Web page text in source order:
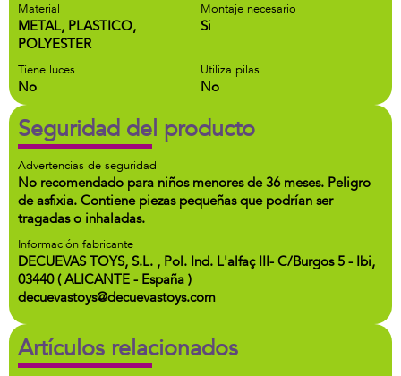
Material
METAL, PLASTICO,
POLYESTER
Montaje necesario
Si
Tiene luces
No
Utiliza pilas
No
Seguridad del producto
Advertencias de seguridad
No recomendado para niños menores de 36 meses. Peligro
de asfixia. Contiene piezas pequeñas que podrían ser
tragadas o inhaladas.
Información fabricante
DECUEVAS TOYS, S.L. , Pol. Ind. L'alfaç III- C/Burgos 5 - Ibi,
03440 ( ALICANTE - España )
decuevastoys@decuevastoys.com
Artículos relacionados